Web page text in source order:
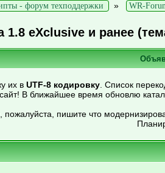
- форум техподдержки » WR-
eXclusive и ранее
их в UTF-8 кодировку. Список
сайт! В ближайшее время обновлю
пишите что